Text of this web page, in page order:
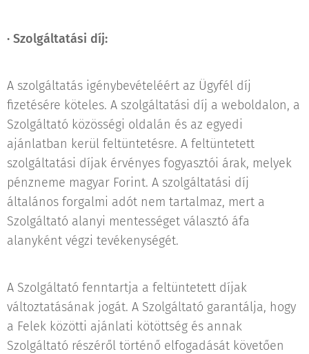
· Szolgáltatási díj:
A szolgáltatás igénybevételéért az Ügyfél díj
fizetésére köteles. A szolgáltatási díj a weboldalon, a
Szolgáltató közösségi oldalán és az egyedi
ajánlatban kerül feltüntetésre. A feltüntetett
szolgáltatási díjak érvényes fogyasztói árak, melyek
pénzneme magyar Forint. A szolgáltatási díj
általános forgalmi adót nem tartalmaz, mert a
Szolgáltató alanyi mentességet választó áfa
alanyként végzi tevékenységét.
A Szolgáltató fenntartja a feltüntetett díjak
változtatásának jogát. A Szolgáltató garantálja, hogy
a Felek közötti ajánlati kötöttség és annak
Szolgáltató részéről történő elfogadását követően